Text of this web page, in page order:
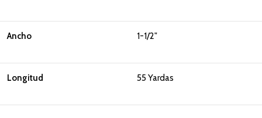
Ancho 1-1/2"
Longitud 55 Yardas